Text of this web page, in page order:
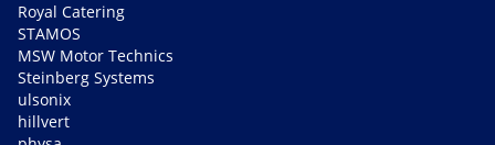
Royal Catering
STAMOS
MSW Motor Technics
Steinberg Systems
ulsonix
hillvert